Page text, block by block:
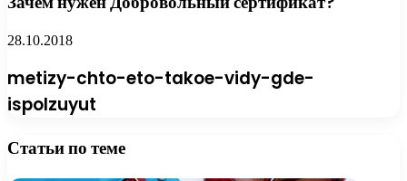
28.10.2018
metizy-chto-eto-takoe-vidy-gde-
ispolzuyut
Статьи по теме